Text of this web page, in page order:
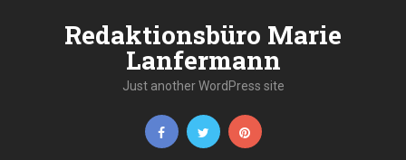
Redaktionsbüro Marie
Lanfermann
Just another WordPress site